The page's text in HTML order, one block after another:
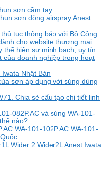
sơn cầm tay
sơn dòng airspray Anest
tục thông báo với Bộ Công
cho website thương mại
thể hiện sự minh bạch, uy tín
của doanh nghiệp trong hoạt
Nhật Bản
sơn áp dụng với súng dùng
Chia sẻ cấu tạo chi tiết linh
082P.AC và súng WA-101-
nào?
WA-101-102P.AC WA-101-
Wider 2 Wider2L Anest Iwata